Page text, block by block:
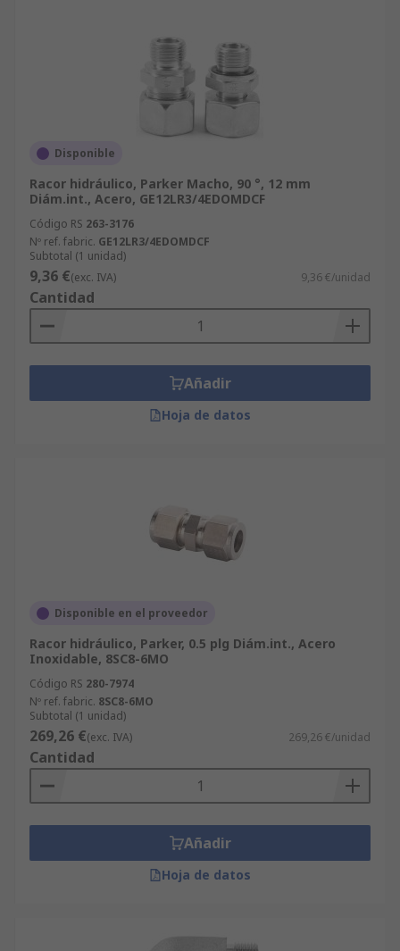
Disponible
Racor hidráulico, Parker Macho, 90 °, 12 mm
Diám.int., Acero, GE12LR3/4EDOMDCF
Código RS 263-3176
Nº ref. fabric. GE12LR3/4EDOMDCF
Subtotal (1 unidad)
9,36 €(exc. IVA) 9,36 €/unidad
Cantidad
Añadir
Hoja de datos
Disponible en el proveedor
Racor hidráulico, Parker, 0.5 plg Diám.int., Acero
Inoxidable, 8SC8-6MO
Código RS 280-7974
Nº ref. fabric. 8SC8-6MO
Subtotal (1 unidad)
269,26 €(exc. IVA) 269,26 €/unidad
Cantidad
Añadir
Hoja de datos